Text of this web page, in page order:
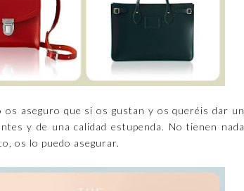
aseguro que si os gustan y os queréis dar un
y de una calidad estupenda. No tienen nada
os lo puedo asegurar.